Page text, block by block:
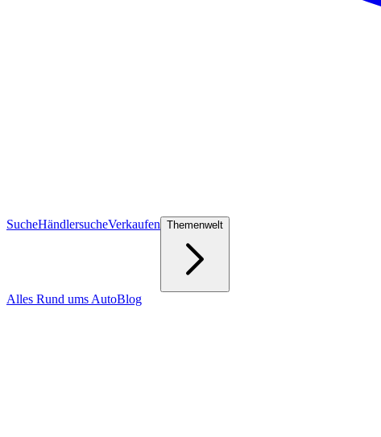
SucheHändlersucheVerkaufen Themenwelt
Alles Rund ums AutoBlog